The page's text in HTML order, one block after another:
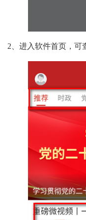
2、进入软件首页，可